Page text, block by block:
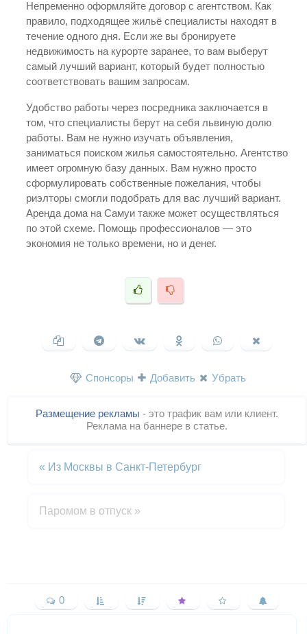
Непременно оформляйте договор с агентством. Как
правило, подходящее жильё специалисты находят в
течение одного дня. Если же вы бронируете
недвижимость на курорте заранее, то вам выберут
самый лучший вариант, который будет полностью
соответствовать вашим запросам.
Удобство работы через посредника заключается в
том, что специалисты берут на себя львиную долю
работы. Вам не нужно изучать объявления,
заниматься поиском жилья самостоятельно. Агентство
имеет огромную базу данных. Вам нужно просто
сформулировать собственные пожелания, чтобы
риэлторы смогли подобрать для вас лучший вариант.
Аренда дома на Самуи также может осуществляться
по этой схеме. Помощь профессионалов — это
экономия не только времени, но и денег.
Спонсоры Добавить Убрать
Размещение рекламы - это трафик вам или клиент.
Реклама на баннере в статье.
« Из Москвы в Санкт-Петербург
Паромом в отпуск »
0